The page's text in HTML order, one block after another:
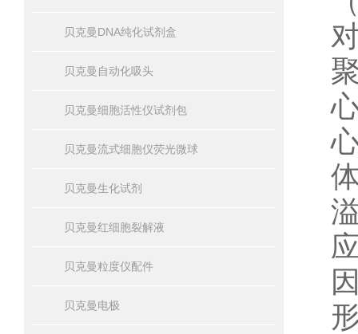
贝克曼DNA纯化试剂盒
贝克曼自动化吸头
贝克曼细胞活性仪试剂包
贝克曼流式细胞仪荧光微球
贝克曼生化试剂
贝克曼红细胞裂解液
贝克曼粒度仪配件
贝克曼电极